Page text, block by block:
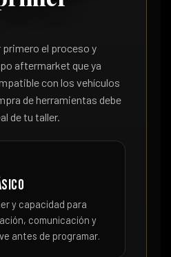
el proceso y
aftermarket que ya
con los vehículos
de herramientas debe
de tu taller.
y capacidad para
comunicación y
antes de programar.